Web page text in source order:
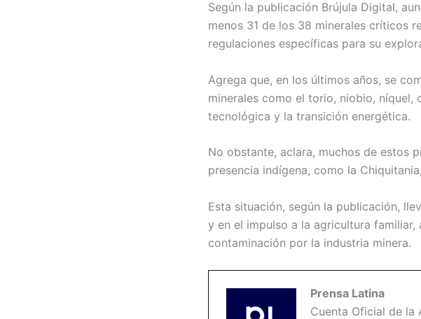
Según la publicación Brújula Digital,
menos 31 de los 38 minerales críticos
regulaciones específicas para su
Agrega que, en los últimos años, se
minerales como el torio, niobio,
tecnológica y la transición energética.
No obstante, aclara, muchos de estos
presencia indígena, como la
Esta situación, según la publicación,
y en el impulso a la agricultura
contaminación por la industria minera.
Prensa Latina
Cuenta Oficial de la